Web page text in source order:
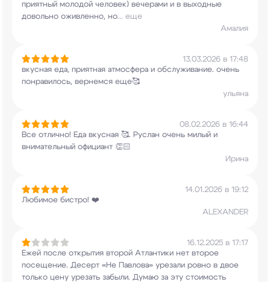
приятный молодой человек) вечерами и в выходные
довольно оживленно, но... еще
Амалия
13.03.2026 в 17:48
вкусная еда, приятная атмосфера и обслуживание. очень
понравилось, вернемся еще🥰
ульяна
08.02.2026 в 16:44
Все отлично! Еда вкусная 🥰. Руслан очень милый и
внимательный официант 👏🏻
Ирина
14.01.2026 в 19:12
Любимое бистро! ❤️
ALEXANDER
16.12.2025 в 17:17
Ежей после открытия второй Атлантики нет второе
посещение. Десерт «Не Павлова» урезали ровно в двое
только цену урезать забыли. Думаю за эту стоимость